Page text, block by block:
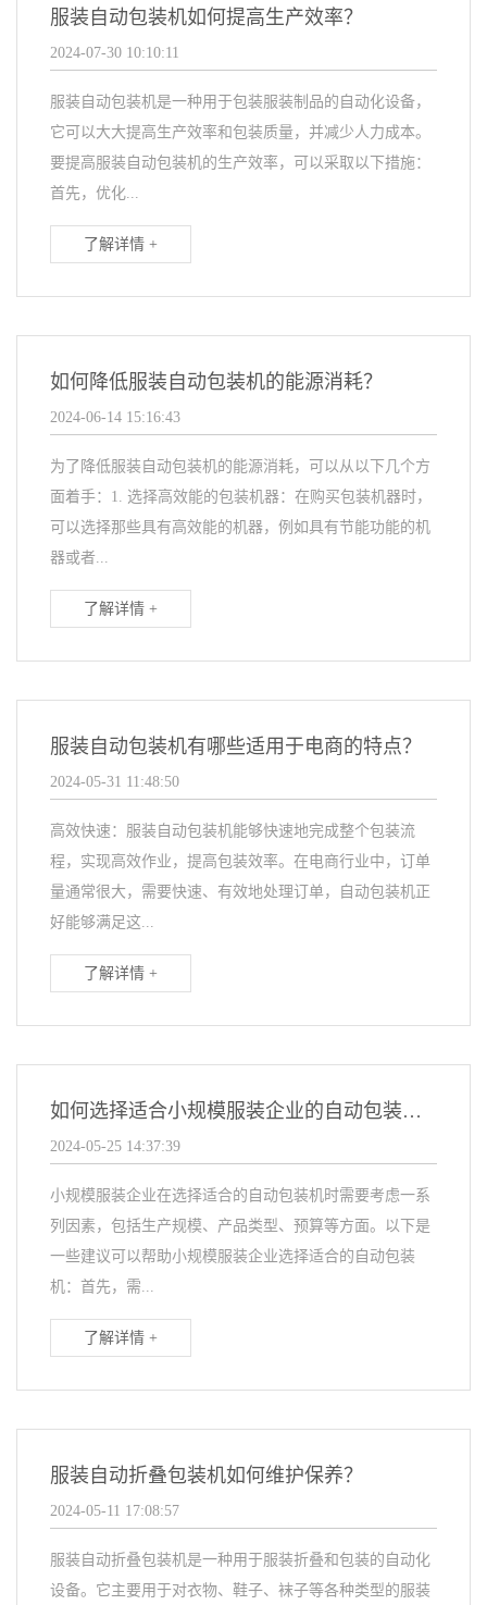
服装自动包装机如何提高生产效率？
2024-07-30 10:10:11
服装自动包装机是一种用于包装服装制品的自动化设备，
它可以大大提高生产效率和包装质量，并减少人力成本。
要提高服装自动包装机的生产效率，可以采取以下措施：
首先，优化...
了解详情 +
如何降低服装自动包装机的能源消耗？
2024-06-14 15:16:43
为了降低服装自动包装机的能源消耗，可以从以下几个方
面着手：1. 选择高效能的包装机器：在购买包装机器时，
可以选择那些具有高效能的机器，例如具有节能功能的机
器或者...
了解详情 +
服装自动包装机有哪些适用于电商的特点？
2024-05-31 11:48:50
高效快速：服装自动包装机能够快速地完成整个包装流
程，实现高效作业，提高包装效率。在电商行业中，订单
量通常很大，需要快速、有效地处理订单，自动包装机正
好能够满足这...
了解详情 +
如何选择适合小规模服装企业的自动包装机？
2024-05-25 14:37:39
小规模服装企业在选择适合的自动包装机时需要考虑一系
列因素，包括生产规模、产品类型、预算等方面。以下是
一些建议可以帮助小规模服装企业选择适合的自动包装
机：首先，需...
了解详情 +
服装自动折叠包装机如何维护保养？
2024-05-11 17:08:57
服装自动折叠包装机是一种用于服装折叠和包装的自动化
设备。它主要用于对衣物、鞋子、袜子等各种类型的服装